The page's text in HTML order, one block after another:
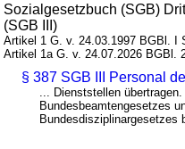
Sozialgesetzbuch (SGB)
(SGB III)
Artikel 1 G. v. 24.03.1997 BGBl. I
Artikel 1a G. v. 24.07.2026 BGBl.
§ 387 SGB III Personal
... Dienststellen
Bundesbeamtengesetzes
Bundesdisziplinargesetzes